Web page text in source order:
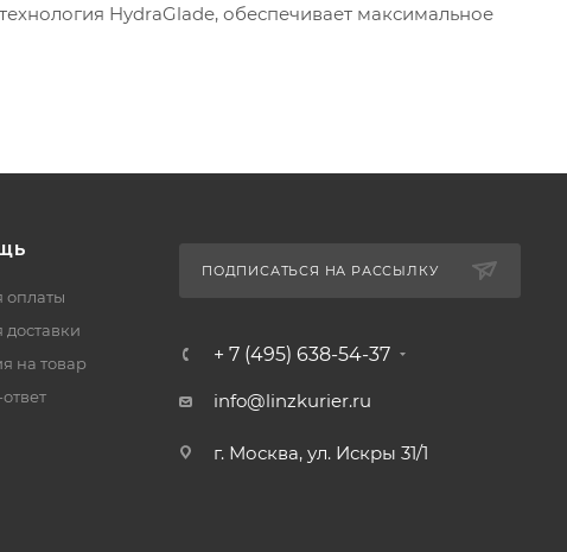
HydraGlade, обеспечивает максимальное
оплаты
доставки
на товар
ПОДПИСАТЬСЯ НА РАССЫЛКУ
+ 7 (495) 638-54-37
info@linzkurier.ru
г. Москва, ул. Искры 31/1